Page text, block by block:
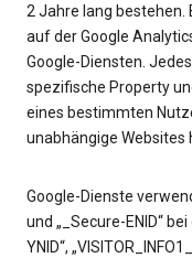
2 Jahre lang bestehen.
auf der Google
Google-Diensten.
spezifische Property
eines bestimmten
unabhängige
Google-Dienste
und „_Secure-ENID“
YNID“,